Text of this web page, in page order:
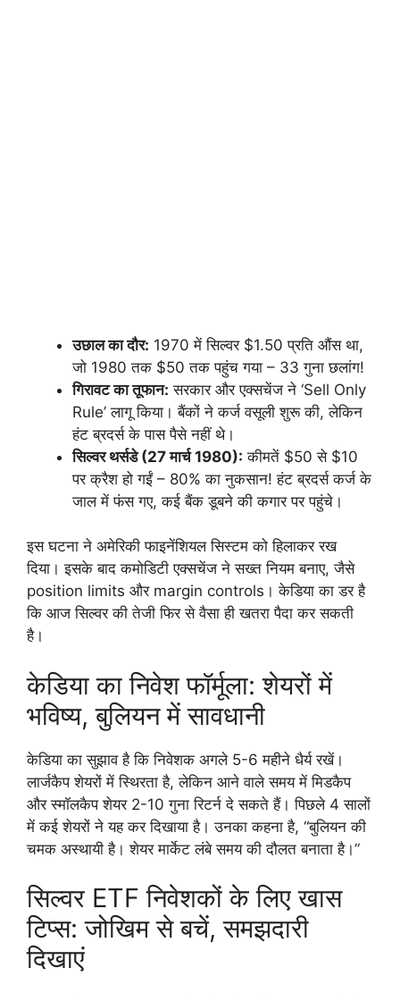
उछाल का दौर: 1970 में सिल्वर $1.50 प्रति औंस था,
जो 1980 तक $50 तक पहुंच गया – 33 गुना छलांग!
गिरावट का तूफान: सरकार और एक्सचेंज ने ‘Sell Only
Rule’ लागू किया। बैंकों ने कर्ज वसूली शुरू की, लेकिन
हंट ब्रदर्स के पास पैसे नहीं थे।
सिल्वर थर्सडे (27 मार्च 1980): कीमतें $50 से $10
पर क्रैश हो गईं – 80% का नुकसान! हंट ब्रदर्स कर्ज के
जाल में फंस गए, कई बैंक डूबने की कगार पर पहुंचे।
इस घटना ने अमेरिकी फाइनेंशियल सिस्टम को हिलाकर रख
दिया। इसके बाद कमोडिटी एक्सचेंज ने सख्त नियम बनाए, जैसे
position limits और margin controls। केडिया का डर है
कि आज सिल्वर की तेजी फिर से वैसा ही खतरा पैदा कर सकती
है।
केडिया का निवेश फॉर्मूला: शेयरों में
भविष्य, बुलियन में सावधानी
केडिया का सुझाव है कि निवेशक अगले 5-6 महीने धैर्य रखें।
लार्जकैप शेयरों में स्थिरता है, लेकिन आने वाले समय में मिडकैप
और स्मॉलकैप शेयर 2-10 गुना रिटर्न दे सकते हैं। पिछले 4 सालों
में कई शेयरों ने यह कर दिखाया है। उनका कहना है, “बुलियन की
चमक अस्थायी है। शेयर मार्केट लंबे समय की दौलत बनाता है।”
सिल्वर ETF निवेशकों के लिए खास
टिप्स: जोखिम से बचें, समझदारी
दिखाएं